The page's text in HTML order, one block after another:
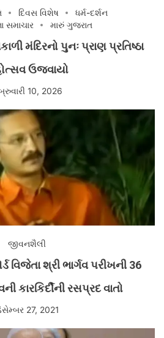
દિવસ વિશેષ
ધર્મ-દર્શન
સમાચાર
મારું ગુજરાત
મંદિરનો પુનઃ પ્રાણ પ્રતિષ્ઠા
ઉજવાયો
10, 2026
જીવનશૈલી
વિજેતા શ્રી ભાર્ગવ પરીખની 36
કારકિર્દીની રસપ્રદ વાતો
27, 2021